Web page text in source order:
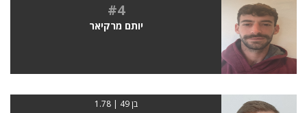
#4
יותם מרקיאר
בן 49 | 1.78